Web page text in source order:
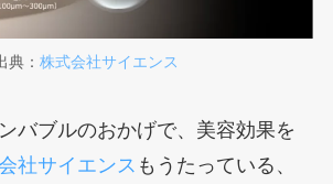
典： 株式会社サイエンス
バブルのおかげで、美容効果を
社サイエンス もうたっている、